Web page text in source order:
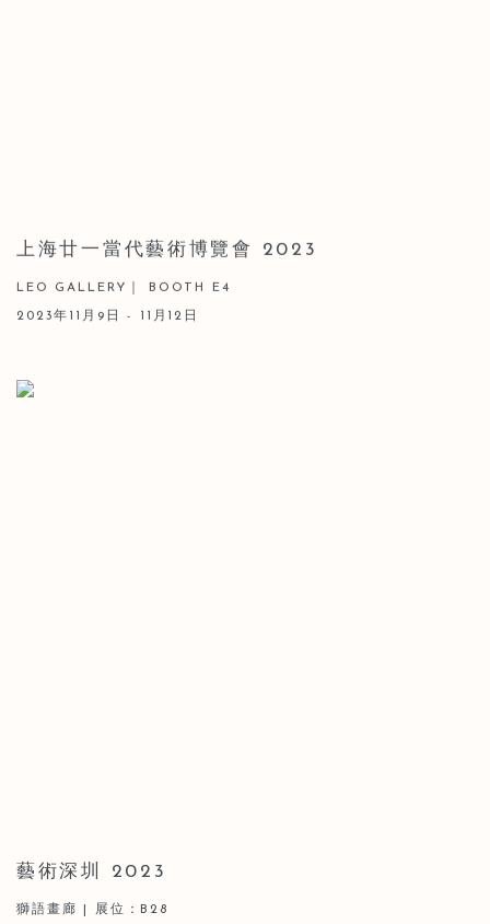
上海廿一當代藝術博覽會 2023
LEO GALLERY｜ BOOTH E4
2023年11月9日 - 11月12日
藝術深圳 2023
獅語畫廊 | 展位：B28